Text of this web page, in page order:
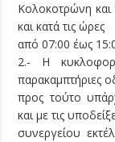
Κολοκοτρώνη
και κατά τις ώρες
από 07:00 έως
2.- Η
παρακαμπτήριες
προς τούτο
και με τις
συνεργείου